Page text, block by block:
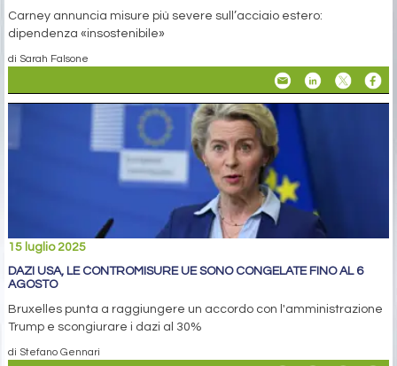
Carney annuncia misure più severe sull’acciaio estero:
dipendenza «insostenibile»
di Sarah Falsone
15 luglio 2025
DAZI USA, LE CONTROMISURE UE SONO CONGELATE FINO AL 6
AGOSTO
Bruxelles punta a raggiungere un accordo con l'amministrazione
Trump e scongiurare i dazi al 30%
di Stefano Gennari